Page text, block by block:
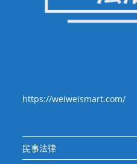
https://weiweismart.com/
民事法律